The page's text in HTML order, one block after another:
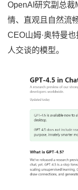
OpenAI研究副总裁
情、直观且自然流
CEO山姆·奥特曼
人交谈的模型。